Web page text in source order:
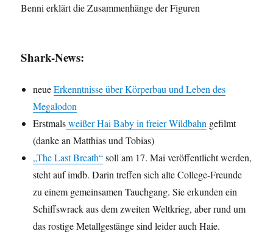
Benni erklärt die Zusammenhänge der Figuren
Shark-News:
neueErkenntnisse über Körperbau und Leben des
Megalodon
Erstmalsweißer Hai Baby in freier Wildbahn gefilmt
(danke an Matthias und Tobias)
„The Last Breath“soll am 17. Mai veröffentlicht werden,
steht auf imdb. Darin treffen sich alte College-Freunde
zu einem gemeinsamen Tauchgang. Sie erkunden ein
Schiffswrack aus dem zweiten Weltkrieg, aber rund um
das rostige Metallgestänge sind leider auch Haie.